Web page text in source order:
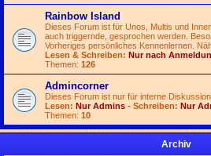
Rainbow Island
Dieses Forum ist für Unos, Multis und
auch triggernde, gesprochen werden.
Vorheriges persönliches Kennenlernen.
Lesen & Schreiben: Nur nach
Themen: 126
Admincorner
Dieses Forum ist nur für interne
Lesen: Nur Admins - Schreiben: Nur
Themen: 10
Archiv